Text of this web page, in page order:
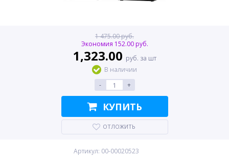
1 475.00 руб.
Экономия 152.00 руб.
1,323.00 руб. за шт
В наличии
-
+
КУПИТЬ
ОТЛОЖИТЬ
Артикул: 00-00020523